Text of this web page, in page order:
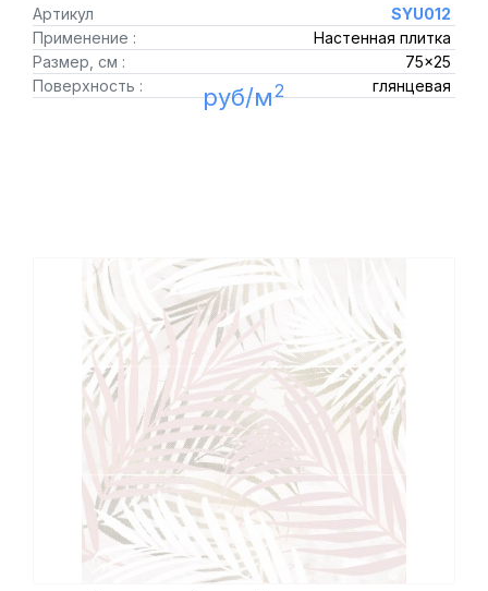
Артикул
SYU012
Применение :
Настенная плитка
Размер, см :
75x25
Поверхность :
глянцевая
руб/м2